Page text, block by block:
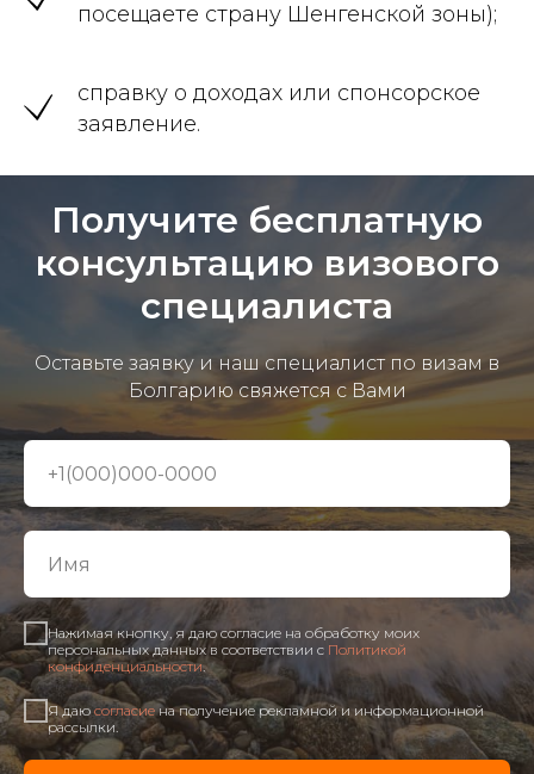
посещаете страну Шенгенской зоны);
справку о доходах или спонсорское
заявление.
Получите бесплатную
консультацию визового
специалиста
Оставьте заявку и наш специалист по визам в
Болгарию свяжется с Вами
Нажимая кнопку, я даю согласие на обработку моих
персональных данных в соответствии с Политикой
конфиденциальности.
Я даюсогласиена получение рекламной и информационной
рассылки.